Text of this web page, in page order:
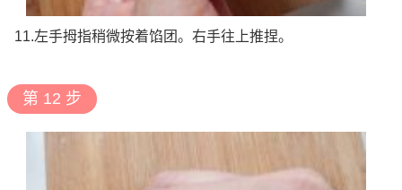
11.左手拇指稍微按着馅团。右手往上推捏。
第 12 步